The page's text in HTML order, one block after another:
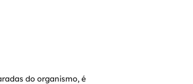
do organismo, é